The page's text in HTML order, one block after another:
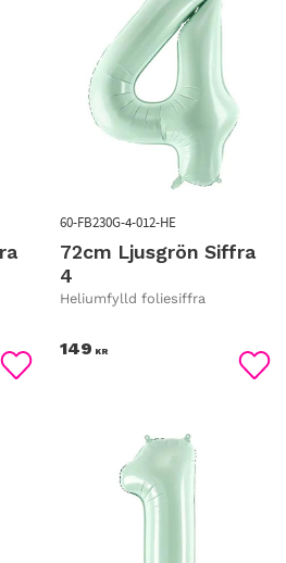
Lägg till i favoriter
72cm Ljusgrön Siffra
4
Heliumfylld foliesiffra
60-FB230G-4-012-HE
149 KR